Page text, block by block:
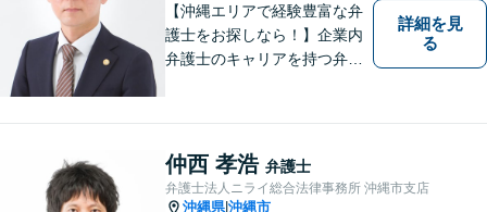
【沖縄エリアで経験豊富な弁
護士をお探しなら！】企業内
弁護士のキャリアを持つ弁護
種多様なご相談に対応してお
ります。スピード感を持っ
て、かつ丁寧な対応を心がけ
ていますので、ぜひ気兼ねな
詳細を見
る
仲西 孝浩 弁護士
弁護士法人ニライ総合法律事務所 沖縄市支店
沖縄県|沖縄市